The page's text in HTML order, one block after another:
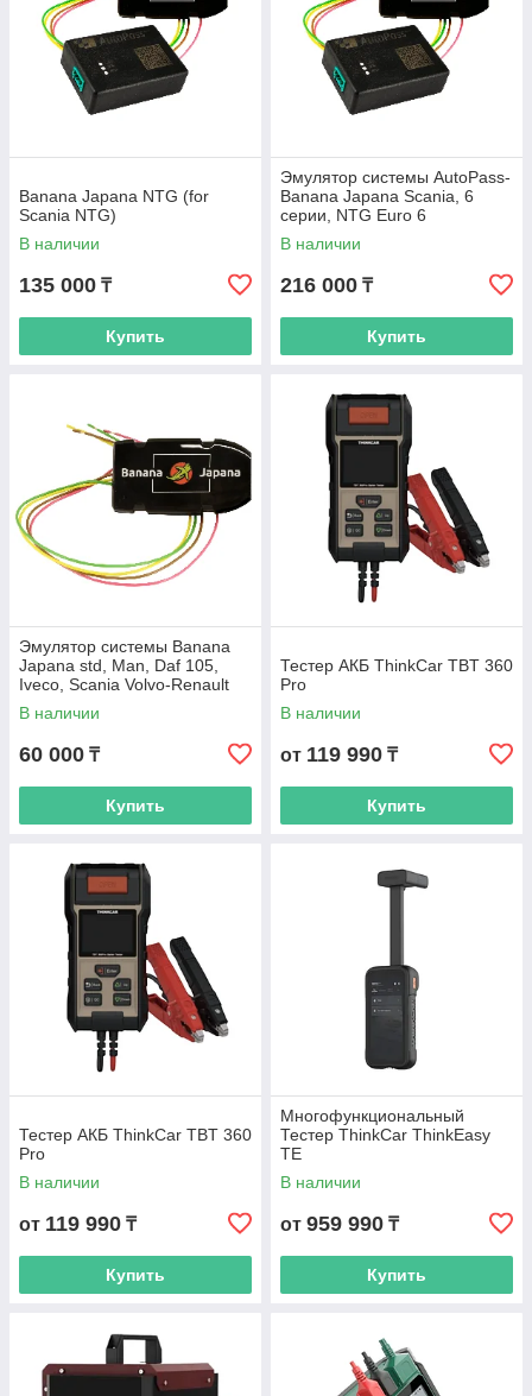
Banana Japana NTG (for
Scania NTG)
В наличии
135 000 ₸
Купить
Эмулятор системы AutoPass-
Banana Japana Scania, 6
серии, NTG Euro 6
В наличии
216 000 ₸
Купить
Эмулятор системы Banana
Japana std, Man, Daf 105,
Iveco, Scania Volvo-Renault
classic
В наличии
60 000 ₸
Купить
Тестер АКБ ThinkCar TBT 360
Pro
В наличии
от 119 990 ₸
Купить
Тестер АКБ ThinkCar TBT 360
Pro
В наличии
от 119 990 ₸
Купить
Многофункциональный
Тестер ThinkCar ThinkEasy
TE
В наличии
от 959 990 ₸
Купить